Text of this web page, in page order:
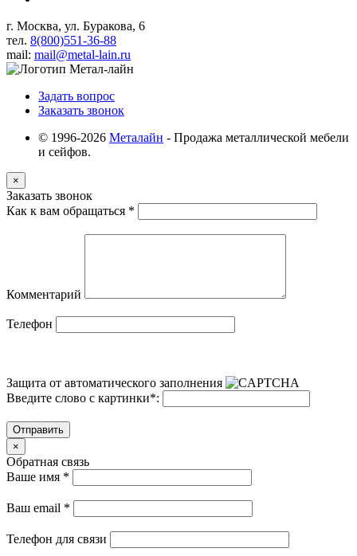
г. Москва, ул. Буракова, 6
тел. 8(800)551-36-88
mail: mail@metal-lain.ru
Задать вопрос
Заказать звонок
© 1996-2026 Металайн - Продажа металлической мебели
и сейфов.
×
Заказать звонок
Как к вам обращаться *
Комментарий
Телефон
Защита от автоматического заполнения
Введите слово с картинки*:
Отправить
×
Обратная связь
Ваше имя *
Ваш email *
Телефон для связи